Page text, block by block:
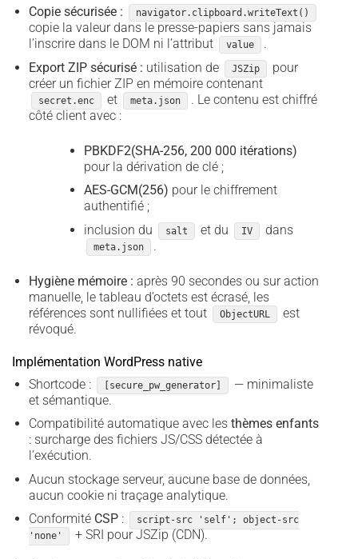
Copie sécurisée : navigator.clipboard.writeText()
copie la valeur dans le presse-papiers sans jamais
l’inscrire dans le DOM ni l’attribut
value
.
Export ZIP sécurisé : utilisation de JSZip
pour
créer un fichier ZIP en mémoire contenant
secret.enc et meta.json
. Le contenu est chiffré
côté client avec :
PBKDF2(SHA-256, 200 000 itérations)
pour la dérivation de clé ;
AES-GCM(256) pour le chiffrement
authentifié ;
inclusion du
salt et du IV dans
meta.json .
Hygiène mémoire : après 90 secondes ou sur action
manuelle, le tableau d’octets est écrasé, les
références sont nullifiées et tout
ObjectURL
est
révoqué.
Implémentation WordPress native
Shortcode :
[secure_pw_generator]
— minimaliste
et sémantique.
Compatibilité automatique avec les thèmes enfants
: surcharge des fichiers JS/CSS détectée à
l’exécution.
Aucun stockage serveur, aucune base de données,
aucun cookie ni traçage analytique.
Conformité CSP:
script-src 'self'; object-src
'none'
+ SRI pour JSZip (CDN).